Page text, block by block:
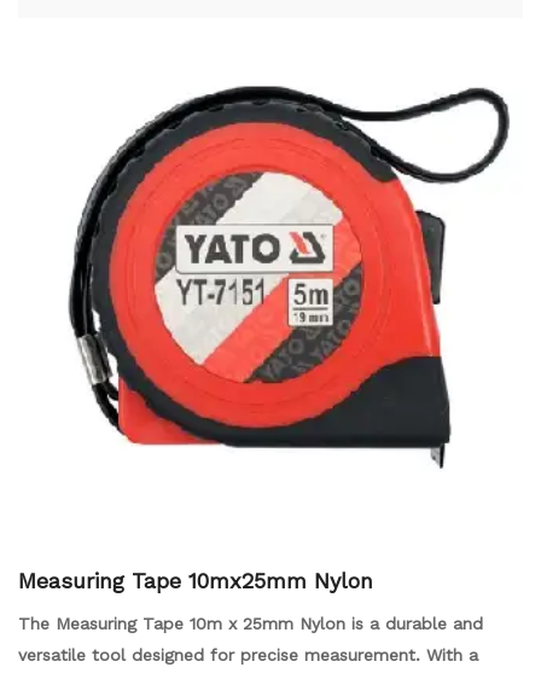
Measuring Tape 10mx25mm Nylon
The Measuring Tape 10m x 25mm Nylon is a durable and
versatile tool designed for precise measurement. With a